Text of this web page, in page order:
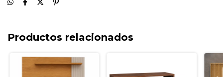
Productos relacionados